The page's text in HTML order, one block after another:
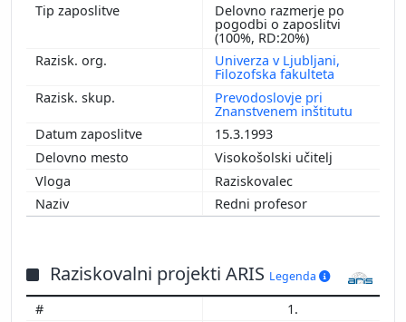
Delovno razmerje po
pogodbi o zaposlitvi
(100%, RD:20%)
Univerza v Ljubljani,
Filozofska fakulteta
Prevodoslovje pri
Znanstvenem inštitutu
15.3.1993
Visokošolski učitelj
Raziskovalec
Redni profesor
Raziskovalni projekti ARIS Legenda
1.